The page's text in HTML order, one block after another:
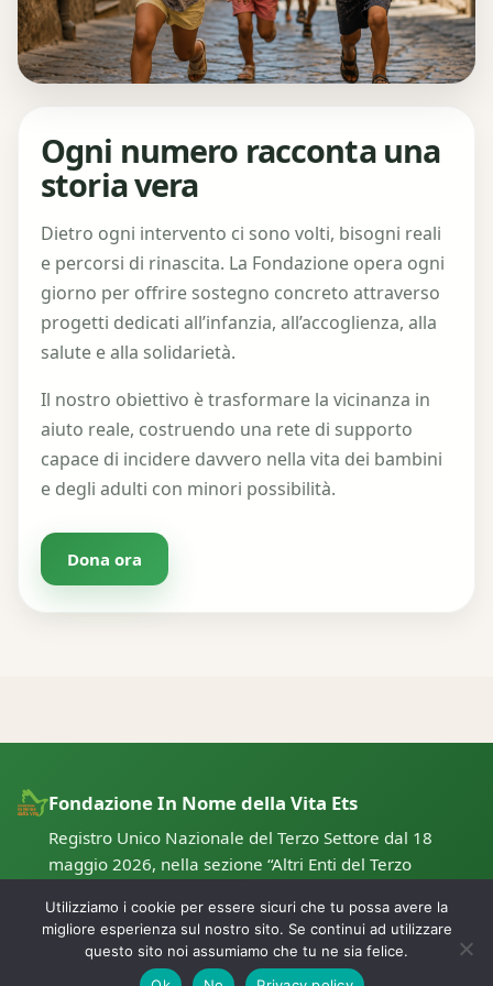
Ogni numero racconta una
storia vera
Dietro ogni intervento ci sono volti, bisogni reali
e percorsi di rinascita. La Fondazione opera ogni
giorno per offrire sostegno concreto attraverso
progetti dedicati all’infanzia, all’accoglienza, alla
salute e alla solidarietà.
Il nostro obiettivo è trasformare la vicinanza in
aiuto reale, costruendo una rete di supporto
capace di incidere davvero nella vita dei bambini
e degli adulti con minori possibilità.
Dona ora
Fondazione In Nome della Vita Ets
Registro Unico Nazionale del Terzo Settore dal 18
maggio 2026, nella sezione “Altri Enti del Terzo
© 2026 Fondazione In Nome della Vita Ets – Tutti i diritti riservati.
Utilizziamo i cookie per essere sicuri che tu possa avere la
migliore esperienza sul nostro sito. Se continui ad utilizzare
questo sito noi assumiamo che tu ne sia felice.